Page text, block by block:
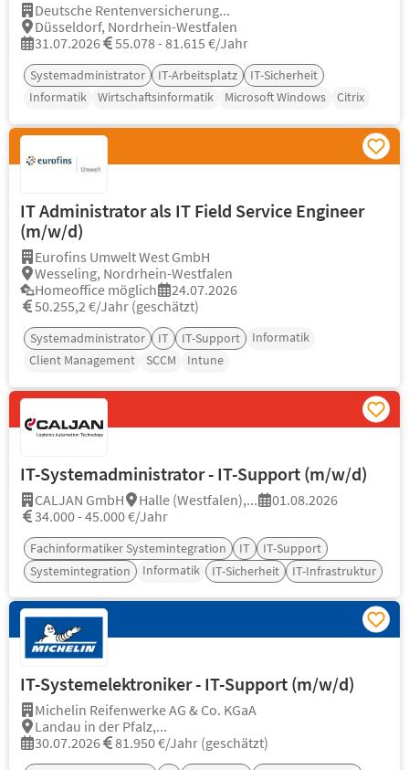
Deutsche Rentenversicherung...
Düsseldorf, Nordrhein-Westfalen
31.07.2026
55.078 - 81.615 €/Jahr
Systemadministrator IT-Arbeitsplatz
IT-Sicherheit
Informatik
Wirtschaftsinformatik Microsoft Windows Citrix
IT Administrator als IT Field Service Engineer
(m/w/d)
Eurofins Umwelt West GmbH
Wesseling, Nordrhein-Westfalen
Homeoffice möglich
24.07.2026
50.255,2 €/Jahr (geschätzt)
Systemadministrator IT IT-Support
Informatik
Client Management
SCCM Intune
IT-Systemadministrator - IT-Support (m/w/d)
CALJAN GmbH Halle (Westfalen),...
01.08.2026
34.000 - 45.000 €/Jahr
Fachinformatiker Systemintegration IT
IT-Support
Systemintegration
Informatik IT-Sicherheit IT-Infrastruktur
IT-Systemelektroniker - IT-Support (m/w/d)
Michelin Reifenwerke AG & Co. KGaA
Landau in der Pfalz,...
30.07.2026
81.950 €/Jahr (geschätzt)